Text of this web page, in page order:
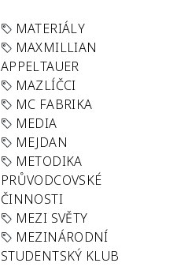
MATERIÁLY
MAXMILLIAN
APPELTAUER
MAZLÍČCI
MC FABRIKA
MEDIA
MEJDAN
METODIKA
PRŮVODCOVSKÉ
ČINNOSTI
MEZI SVĚTY
MEZINÁRODNÍ
STUDENTSKÝ KLUB